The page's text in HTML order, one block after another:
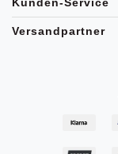
Versandpartner